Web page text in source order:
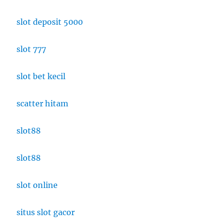
slot deposit 5000
slot 777
slot bet kecil
scatter hitam
slot88
slot88
slot online
situs slot gacor